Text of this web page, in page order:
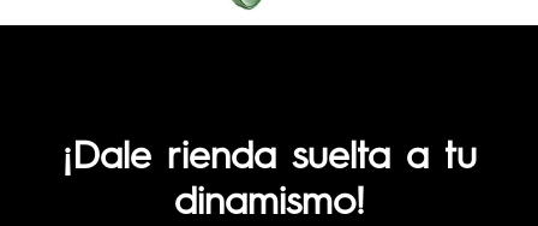
¡Dale rienda suelta a tu
dinamismo!